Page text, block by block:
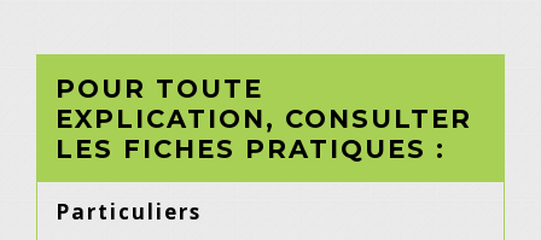
POUR TOUTE
EXPLICATION, CONSULTER
LES FICHES PRATIQUES :
Particuliers